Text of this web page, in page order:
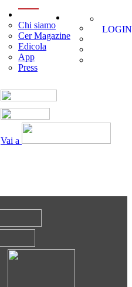
Vai a
Chi siamo
Cer Magazine
Edicola
App
Press
LOGIN